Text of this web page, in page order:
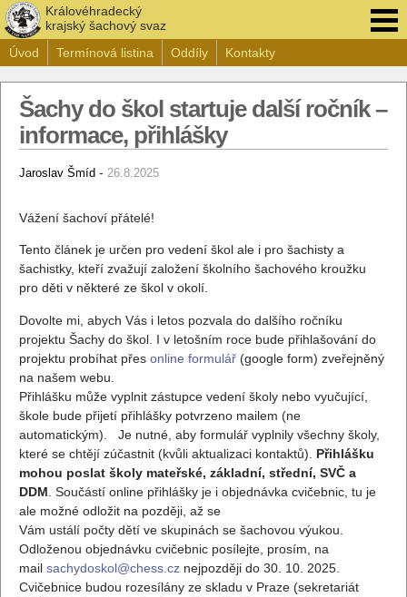
Královéhradecký
krajský šachový svaz
Úvod
Termínová listina Oddíly Kontakty
Šachy do škol startuje další ročník –
informace, přihlášky
Jaroslav Šmíd - 26.8.2025
Vážení šachoví přátelé!
Tento článek je určen pro vedení škol ale i pro šachisty a
šachistky, kteří zvažují založení školního šachového kroužku
pro děti v některé ze škol v okolí.
Dovolte mi, abych Vás i letos pozvala do dalšího ročníku
projektu Šachy do škol. I v letošním roce bude přihlašování do
projektu probíhat přes online formulář (google form) zveřejněný
na našem webu.
Přihlášku může vyplnit zástupce vedení školy nebo vyučující,
škole bude přijetí přihlášky potvrzeno mailem (ne
automatickým). Je nutné, aby formulář vyplnily všechny školy,
které se chtějí zúčastnit (kvůli aktualizaci kontaktů). Přihlášku
mohou poslat školy mateřské, základní, střední, SVČ a
DDM . Součástí online přihlášky je i objednávka cvičebnic, tu je
ale možné odložit na později, až se
Vám ustálí počty dětí ve skupinách se šachovou výukou.
Odloženou objednávku cvičebnic posílejte, prosím, na
mail sachydoskol@chess.cz nejpozději do 30. 10. 2025.
Cvičebnice budou rozesílány ze skladu v Praze (sekretariát